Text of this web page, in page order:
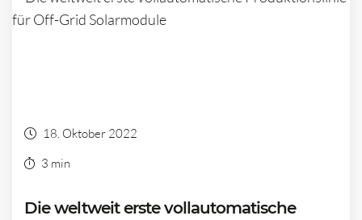
18. Oktober 2022
3 min
Die weltweit erste vollautomatische